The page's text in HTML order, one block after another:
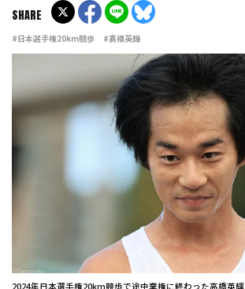
#日本選手権20km競歩 #髙橋英輝
SHARE